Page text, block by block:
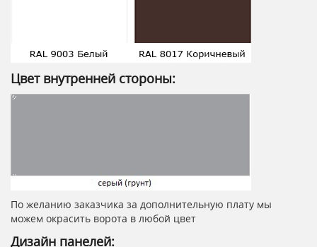
Цвет внутренней стороны:
По желанию заказчика за дополнительную плату мы
можем окрасить ворота в любой цвет
Дизайн панелей: